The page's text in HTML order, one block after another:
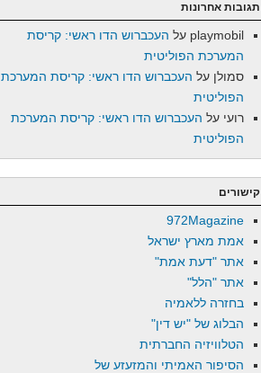
תגובות אחרונות
playmobil על העכברוש הדו ראשי: קריסת
המערכת הפוליטית
סמולן על העכברוש הדו ראשי: קריסת המערכת
הפוליטית
רועי על העכברוש הדו ראשי: קריסת המערכת
הפוליטית
קישורים
972Magazine
אמת מארץ ישראל
אתר "דעת אמת"
אתר "הלל"
בחזרה ללאמיה
הבלוג של "יש דין"
הטלוויזיה החברתית
הסיפור האמיתי והמזעזע של